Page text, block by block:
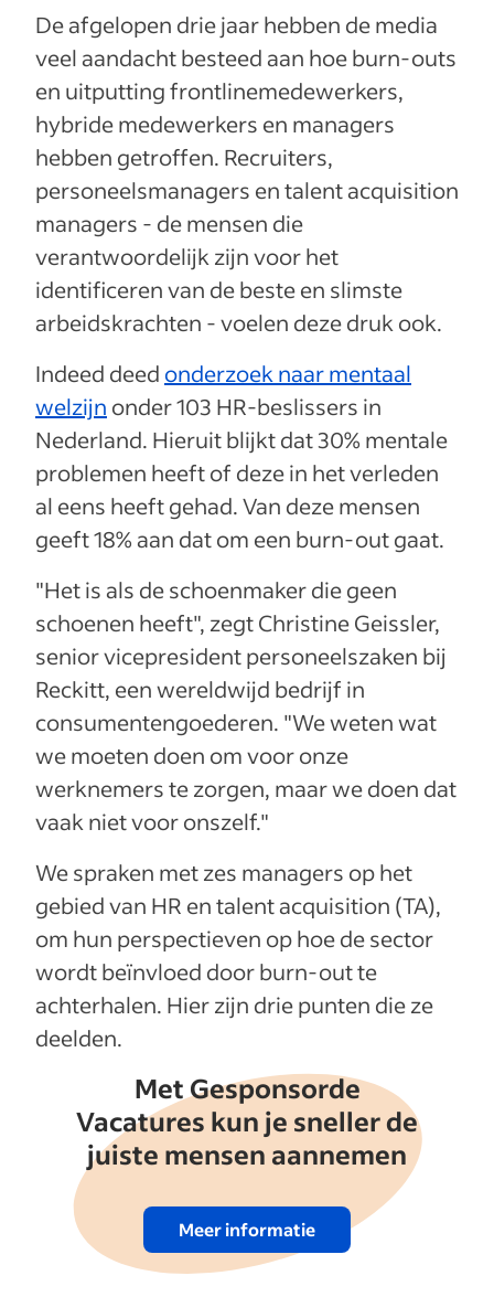
De afgelopen drie jaar hebben de media
veel aandacht besteed aan hoe burn-outs
en uitputting frontlinemedewerkers,
hybride medewerkers en managers
hebben getroffen. Recruiters,
personeelsmanagers en talent acquisition
managers - de mensen die
verantwoordelijk zijn voor het
identificeren van de beste en slimste
arbeidskrachten - voelen deze druk ook.
Indeed deed onderzoek naar mentaal
welzijn onder 103 HR-beslissers in
Nederland. Hieruit blijkt dat 30% mentale
problemen heeft of deze in het verleden
al eens heeft gehad. Van deze mensen
geeft 18% aan dat om een burn-out gaat.
"Het is als de schoenmaker die geen
schoenen heeft", zegt Christine Geissler,
senior vicepresident personeelszaken bij
Reckitt, een wereldwijd bedrijf in
consumentengoederen. "We weten wat
we moeten doen om voor onze
werknemers te zorgen, maar we doen dat
vaak niet voor onszelf."
We spraken met zes managers op het
gebied van HR en talent acquisition (TA),
om hun perspectieven op hoe de sector
wordt beïnvloed door burn-out te
achterhalen. Hier zijn drie punten die ze
deelden.
Met Gesponsorde
Vacatures kun je sneller de
juiste mensen aannemen
Meer informatie